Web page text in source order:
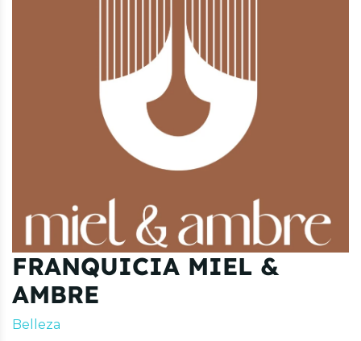
FRANQUICIA MIEL &
AMBRE
Belleza